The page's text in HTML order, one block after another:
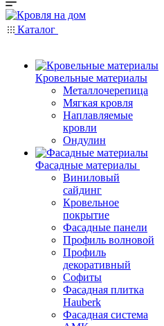
Каталог
Кровельные материалы
Металлочерепица
Мягкая кровля
Наплавляемые
кровли
Ондулин
Фасадные материалы
Виниловый
сайдинг
Кровельное
покрытие
Фасадные панели
Профиль волновой
Профиль
декоративный
Софиты
Фасадная плитка
Hauberk
Фасадная система